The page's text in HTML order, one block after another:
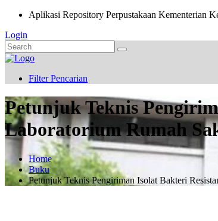
Aplikasi Repository Perpustakaan Kementerian
Login
Filter Pencarian
Petunjuk Teknis
Laboratorium Rumah
Home
Buku
Petunjuk Teknis Pengiriman Isolat Bakteri